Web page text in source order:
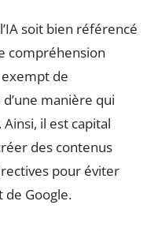
soit bien référencé
compréhension
de
manière qui
il est capital
des contenus
pour éviter
de Google.